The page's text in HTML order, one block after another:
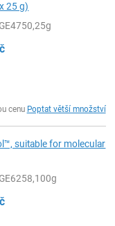
25 g)
cenu Poptat větší množství
suitable for molecular